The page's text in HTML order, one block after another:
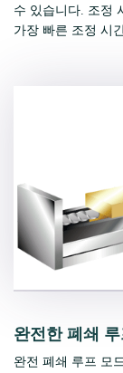
수 있습니다. 조정
가장 빠른 조정 시
완전한 폐쇄
완전 폐쇄 루프 모